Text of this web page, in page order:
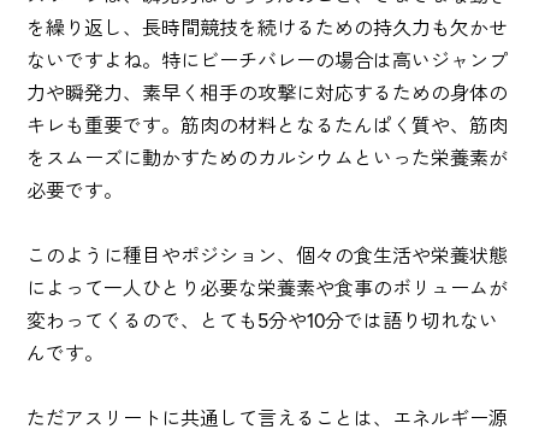
を繰り返し、長時間競技を続けるための持久力も欠かせ
ないですよね。特にビーチバレーの場合は高いジャンプ
力や瞬発力、素早く相手の攻撃に対応するための身体の
キレも重要です。筋肉の材料となるたんぱく質や、筋肉
をスムーズに動かすためのカルシウムといった栄養素が
必要です。
このように種目やポジション、個々の食生活や栄養状態
によって一人ひとり必要な栄養素や食事のボリュームが
変わってくるので、とても5分や10分では語り切れない
んです。
ただアスリートに共通して言えることは、エネルギー源